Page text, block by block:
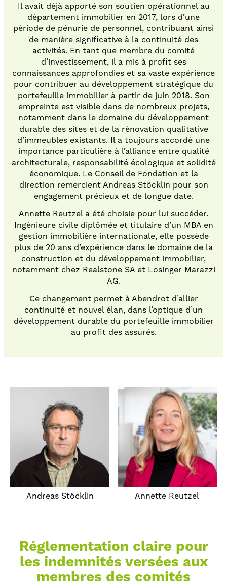
Il avait déjà apporté son soutien opérationnel au
département immobilier en 2017, lors d’une
période de pénurie de personnel, contribuant ainsi
de manière significative à la continuité des
activités. En tant que membre du comité
d’investissement, il a mis à profit ses
connaissances approfondies et sa vaste expérience
pour contribuer au développement stratégique du
portefeuille immobilier à partir de juin 2018. Son
empreinte est visible dans de nombreux projets,
notamment dans le domaine du développement
durable des sites et de la rénovation qualitative
d’immeubles existants. Il a toujours accordé une
importance particulière à l’alliance entre qualité
architecturale, responsabilité écologique et solidité
économique. Le Conseil de Fondation et la
direction remercient Andreas Stöcklin pour son
engagement précieux et de longue date.
Annette Reutzel a été choisie pour lui succéder.
Ingénieure civile diplômée et titulaire d’un MBA en
gestion immobilière internationale, elle possède
plus de 20 ans d’expérience dans le domaine de la
construction et du développement immobilier,
notamment chez Realstone SA et Losinger Marazzi
AG.
Ce changement permet à Abendrot d’allier
continuité et nouvel élan, dans l’optique d’un
développement durable du portefeuille immobilier
au profit des assurés.
Andreas Stöcklin Annette Reutzel
Réglementation claire pour
les indemnités versées aux
membres des comités